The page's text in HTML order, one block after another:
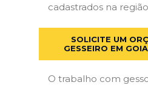
cadastrados na
SOLICITE UM
GESSEIRO EM
O trabalho com